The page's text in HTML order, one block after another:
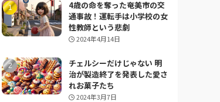
4歳の命を奪った奄美市の交
通事故！運転手は小学校の女
性教師という悲劇
2024年4月14日
チェルシーだけじゃない 明
治が製造終了を発表した愛さ
れお菓子たち
2024年3月7日